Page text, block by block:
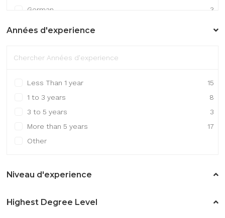
German
3
Années d'experience
Less Than 1 year
15
1 to 3 years
8
3 to 5 years
3
More than 5 years
17
Other
Niveau d'experience
Highest Degree Level